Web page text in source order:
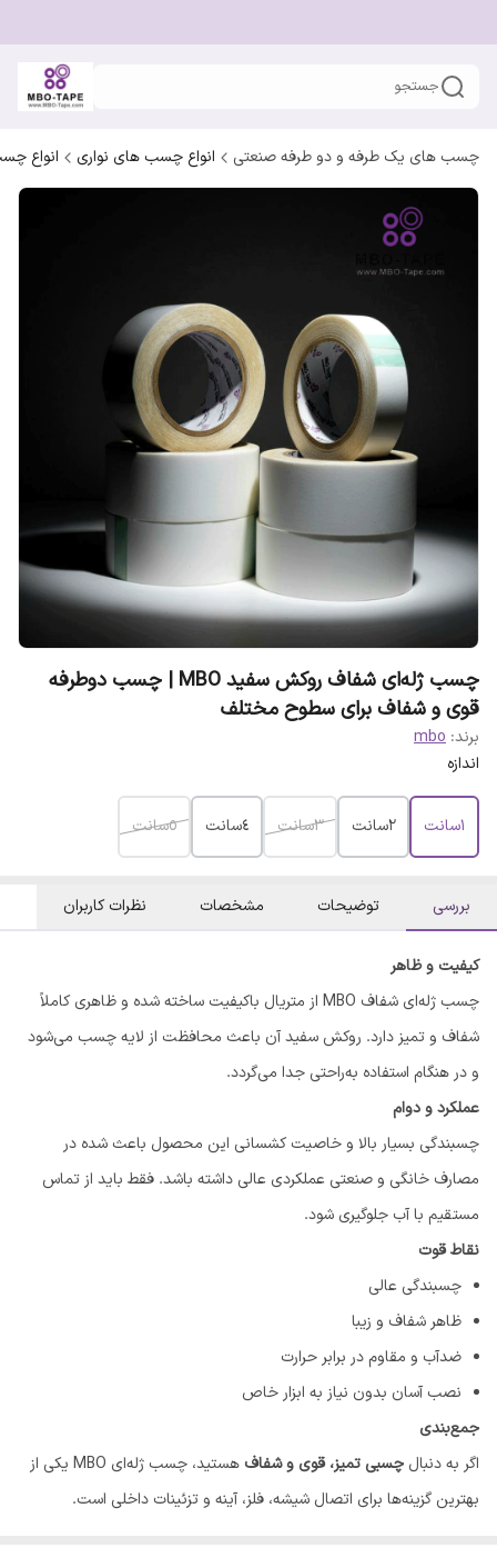
جستجو
چسب های یک طرفه و دو طرفه صنعتی انواع چسب های نواری انواع
چسب ژله‌ای شفاف روکش سفید MBO | چسب دوطرفه
قوی و شفاف برای سطوح مختلف
برند: mbo
اندازه
١سانت ٢سانت ٣سانت ٤سانت ٥سانت
بررسی توضیحات مشخصات نظرات کاربران
کیفیت و ظاهر
چسب ژله‌ای شفاف MBO از متریال باکیفیت ساخته شده و ظاهری کاملاً
شفاف و تمیز دارد. روکش سفید آن باعث محافظت از لایه چسب می‌شود
و در هنگام استفاده به‌راحتی جدا می‌گردد.
عملکرد و دوام
چسبندگی بسیار بالا و خاصیت کشسانی این محصول باعث شده در
مصارف خانگی و صنعتی عملکردی عالی داشته باشد. فقط باید از تماس
مستقیم با آب جلوگیری شود.
نقاط قوت
چسبندگی عالی
ظاهر شفاف و زیبا
ضدآب و مقاوم در برابر حرارت
نصب آسان بدون نیاز به ابزار خاص
جمع‌بندی
اگر به دنبال چسبی تمیز، قوی و شفاف
هستید، چسب ژله‌ای MBO یکی از
بهترین گزینه‌ها برای اتصال شیشه، فلز، آینه و تزئینات داخلی است.